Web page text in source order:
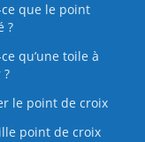
ce que le point
?
qu’une toile à
le point de croix
point de croix